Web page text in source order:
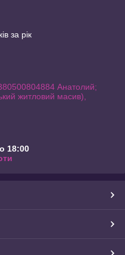
за рік
Анатолий;
житловий масив),
18:00